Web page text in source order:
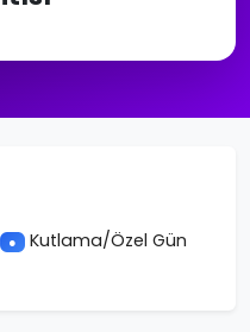
● Kutlama/Özel Gün